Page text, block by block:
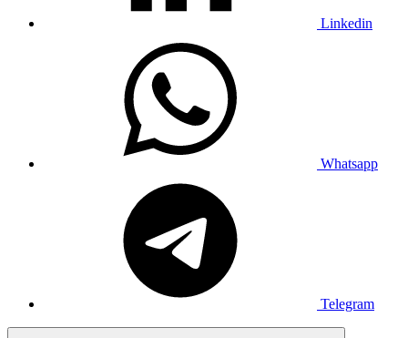
Linkedin
Whatsapp
Telegram